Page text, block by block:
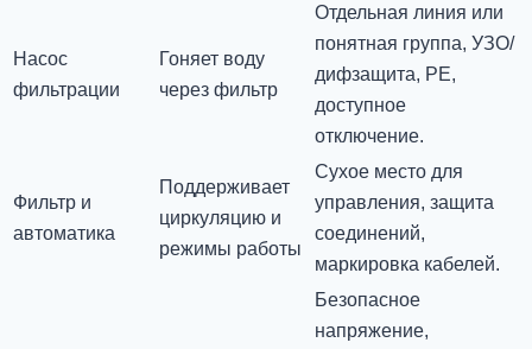
Насос
фильтрации
Гоняет воду
через фильтр
Отдельная линия или
понятная группа, УЗО/
дифзащита, PE,
доступное
отключение.
Фильтр и
автоматика
Поддерживает
циркуляцию и
режимы работы
Сухое место для
управления, защита
соединений,
маркировка кабелей.
Безопасное
напряжение,